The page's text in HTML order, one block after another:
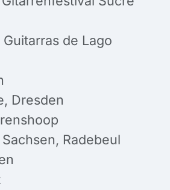
de Lago
Dresden
Radebeul